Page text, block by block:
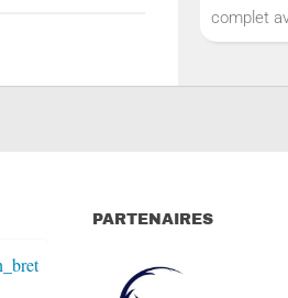
complet
PARTENAIRES